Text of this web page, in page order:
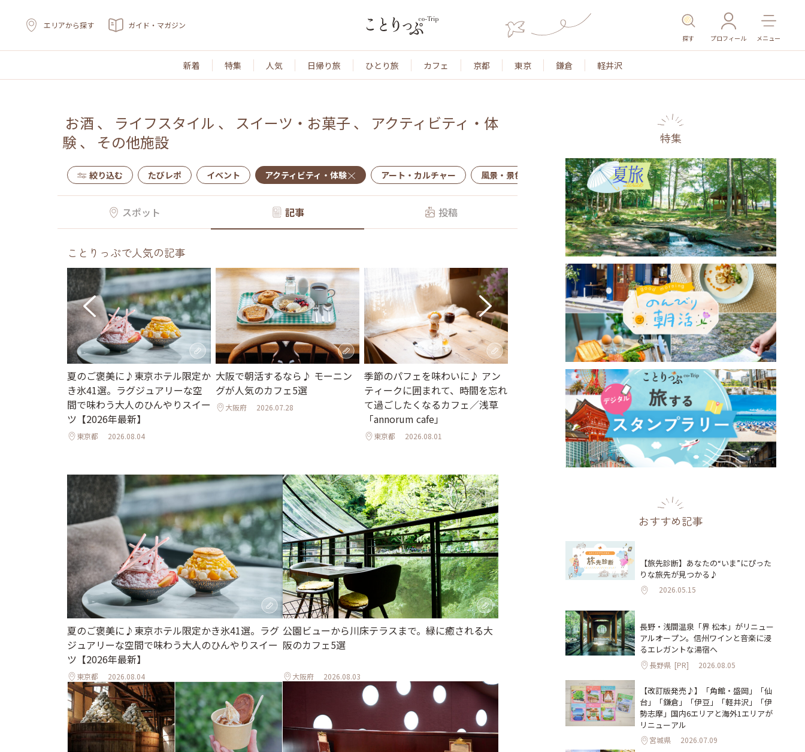
エリアから探す ガイド・マガジン
探す プロフィール メニュー
新着 特集 人気 日帰り旅 ひとり旅 カフェ 京都 東京 鎌倉 軽井沢
お酒 、 ライフスタイル 、 スイーツ・お菓子 、 アクティビティ・体
験 、 その他施設
絞り込む たびレポ イベント アクティビティ・体験 アート・カルチャー 風景・景色 名所・旧跡 温泉・スパ その他施設 ごはん
スポット 記事 投稿
ことりっぷで人気の記事
夏のご褒美に♪東京ホテル限定か
き氷41選。ラグジュアリーな空
間で味わう大人のひんやりスイー
ツ【2026年最新】
東京都 2026.08.04
大阪で朝活するなら♪ モーニン
グが人気のカフェ5選
大阪府 2026.07.28
季節のパフェを味わいに♪ アン
ティークに囲まれて、時間を忘れ
て過ごしたくなるカフェ／浅草
「annorum cafe」
東京都 2026.08.01
まるで物語の入り口のよう。花と
緑に囲まれた小さなカフェ／高井
戸「花ト喫茶 ネコノコバン」
2026.07.29
夏のご褒美に♪東京ホテル限定かき氷41選。ラグ
ジュアリーな空間で味わう大人のひんやりスイー
ツ【2026年最新】
東京都 2026.08.04
公園ビューから川床テラスまで。緑に癒される大
阪のカフェ5選
大阪府 2026.08.03
特集
おすすめ記事
【旅先診断】あなたの“いま”にぴった
りな旅先が見つかる♪
2026.05.15
長野・浅間温泉「界 松本」がリニュー
アルオープン。信州ワインと音楽に浸
るエレガントな湯宿へ
長野県 [PR] 2026.08.05
【改訂版発売♪】「角館・盛岡」「仙
台」「鎌倉」「伊豆」「軽井沢」「伊
勢志摩」国内6エリアと海外1エリアが
リニューアル
宮城県 2026.07.09